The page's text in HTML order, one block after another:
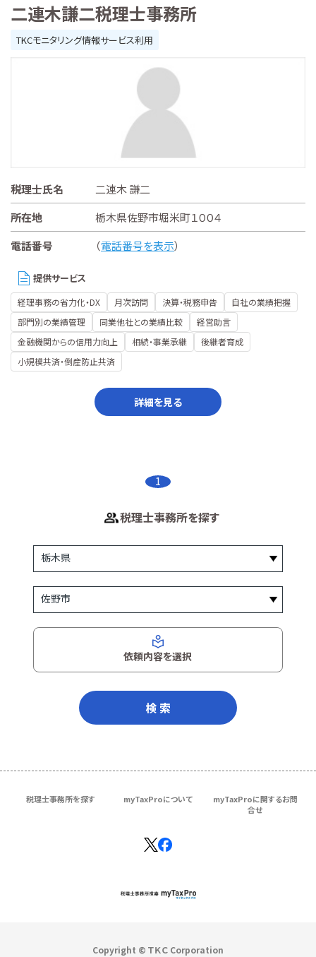
二連木謙二税理士事務所
TKCモニタリング情報サービス利用
税理士氏名
二連木 謙二
所在地
栃木県佐野市堀米町１００４
電話番号
（電話番号を表示）
提供サービス
経理事務の省力化・DX 月次訪問 決算・税務申告
自社の業績把握
部門別の業績管理
同業他社との業績比較
経営助言
金融機関からの信用力向上
相続・事業承継
後継者育成
小規模共済・倒産防止共済
詳細を見る
1
税理士事務所を探す
依頼内容を選択
検 索
税理士事務所を探す myTaxProについて
myTaxProに関するお問
合せ
Copyright © ＴＫＣ Corporation